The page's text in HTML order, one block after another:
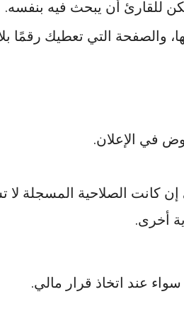
والصفحة التي تعطيك رقمًا
في الإعلان.
إن كانت الصلاحية المسجلة
أخرى.
عند اتخاذ قرار مالي.